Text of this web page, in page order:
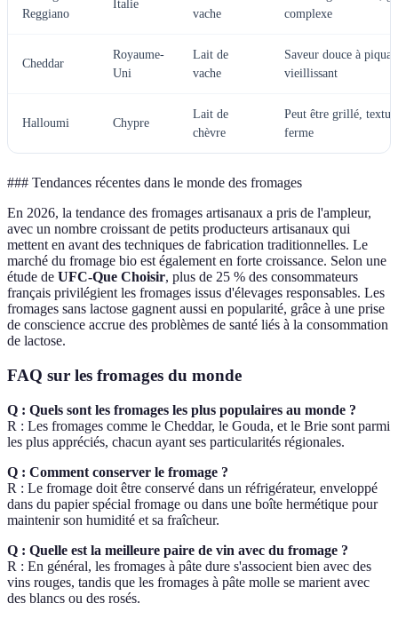
Reggiano
Italie
vache
complexe
Cheddar
Royaume-
Uni
Lait de
vache
Saveur douce à
vieillissant
Halloumi Chypre
Lait de
chèvre
Peut être grillé,
ferme
### Tendances récentes dans le monde des fromages
En 2026, la tendance des fromages artisanaux a pris de l'ampleur,
avec un nombre croissant de petits producteurs artisanaux qui
mettent en avant des techniques de fabrication traditionnelles. Le
marché du fromage bio est également en forte croissance. Selon une
étude de UFC-Que Choisir, plus de 25 % des consommateurs
français privilégient les fromages issus d'élevages responsables. Les
fromages sans lactose gagnent aussi en popularité, grâce à une prise
de conscience accrue des problèmes de santé liés à la consommation
de lactose.
FAQ sur les fromages du monde
Q : Quels sont les fromages les plus populaires au monde ?
R : Les fromages comme le Cheddar, le Gouda, et le Brie sont parmi
les plus appréciés, chacun ayant ses particularités régionales.
Q : Comment conserver le fromage ?
R : Le fromage doit être conservé dans un réfrigérateur, enveloppé
dans du papier spécial fromage ou dans une boîte hermétique pour
maintenir son humidité et sa fraîcheur.
Q : Quelle est la meilleure paire de vin avec du fromage ?
R : En général, les fromages à pâte dure s'associent bien avec des
vins rouges, tandis que les fromages à pâte molle se marient avec
des blancs ou des rosés.